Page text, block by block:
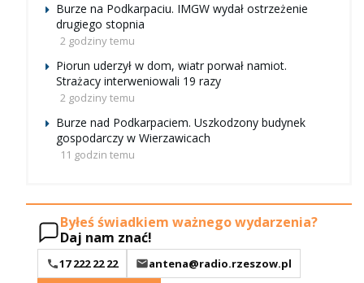
Burze na Podkarpaciu. IMGW wydał ostrzeżenie
drugiego stopnia
2 godziny temu
Piorun uderzył w dom, wiatr porwał namiot.
Strażacy interweniowali 19 razy
2 godziny temu
Burze nad Podkarpaciem. Uszkodzony budynek
gospodarczy w Wierzawicach
11 godzin temu
Byłeś świadkiem ważnego wydarzenia?
Daj nam znać!
17 222 22 22
antena@radio.rzeszow.pl